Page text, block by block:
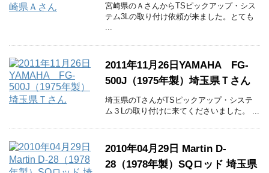
宮崎県のＡさんからTSピックアップ・シス
テム3Lの取り付け依頼が来ました。とても
2011年11月26日YAMAHA FG-
500J（1975年製）埼玉県Ｔさん
埼玉県のTさんがTSピックアップ・システ
ム３Lの取り付けに来てくださいました。 ...
2010年04月29日 Martin D-
28（1978年製）SQロッド 埼玉県